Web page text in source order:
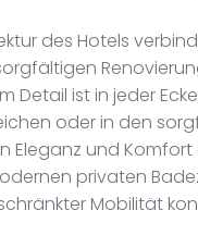
des Hotels
Detail ist in jeder
oder in den
Eleganz und
privaten
Mobilität